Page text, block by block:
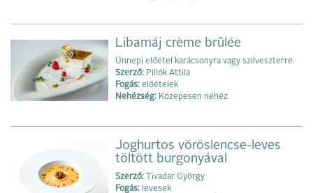
Libamáj crème brûlée
Ünnepi előétel karácsonyra vagy szilveszterre.
Szerző: Pillók Attila
Fogás: előételek
Nehézség: Közepesen nehéz
Joghurtos vöröslencse-leves
töltött burgonyával
Szerző: Tivadar György
Fogás: levesek